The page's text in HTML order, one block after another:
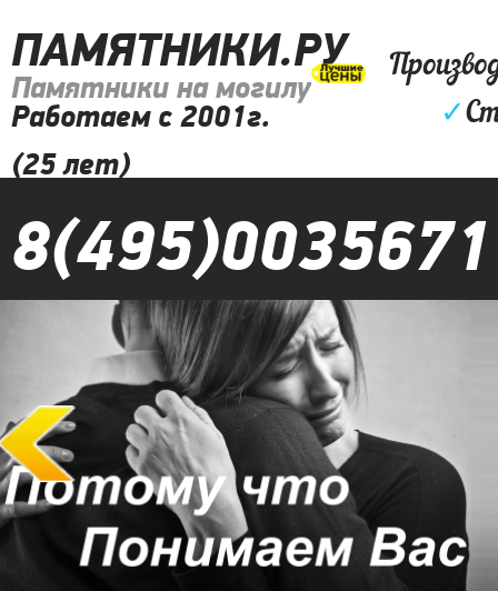
ПАМЯТНИКИ.РУ
Памятники на могилу
Работаем с 2001г.
(25 лет)
✓
8(495)0035671